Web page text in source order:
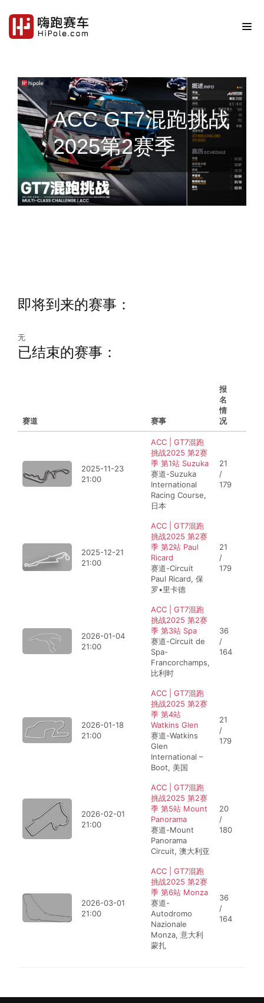
ACC GT7混跑挑战
2025第2赛季
即将到来的赛事：
无
已结束的赛事：
赛道 赛事
报
名
情
况
2025-11-23
21:00
ACC | GT7混跑
挑战2025 第2赛
季 第1站 Suzuka
赛道-Suzuka
International
Racing Course,
日本
21
/
179
2025-12-21
21:00
ACC | GT7混跑
挑战2025 第2赛
季 第2站 Paul
Ricard
赛道-Circuit
Paul Ricard, 保
罗•里卡德
21
/
179
2026-01-04
21:00
ACC | GT7混跑
挑战2025 第2赛
季 第3站 Spa
赛道-Circuit de
Spa-
Francorchamps,
比利时
36
/
164
2026-01-18
21:00
ACC | GT7混跑
挑战2025 第2赛
季 第4站
Watkins Glen
赛道-Watkins
Glen
International –
Boot, 美国
21
/
179
2026-02-01
21:00
ACC | GT7混跑
挑战2025 第2赛
季 第5站 Mount
Panorama
赛道-Mount
Panorama
Circuit, 澳大利亚
20
/
180
2026-03-01
21:00
ACC | GT7混跑
挑战2025 第2赛
季 第6站 Monza
赛道-
Autodromo
Nazionale
Monza, 意大利
蒙扎
36
/
164